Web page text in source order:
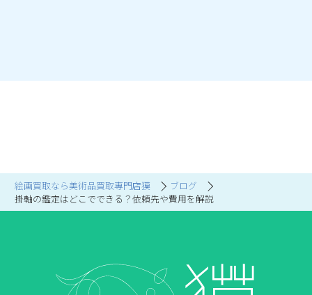
絵画買取なら美術品買取専門店獏
ブログ
掛軸の鑑定はどこでできる？依頼先や費用を解説